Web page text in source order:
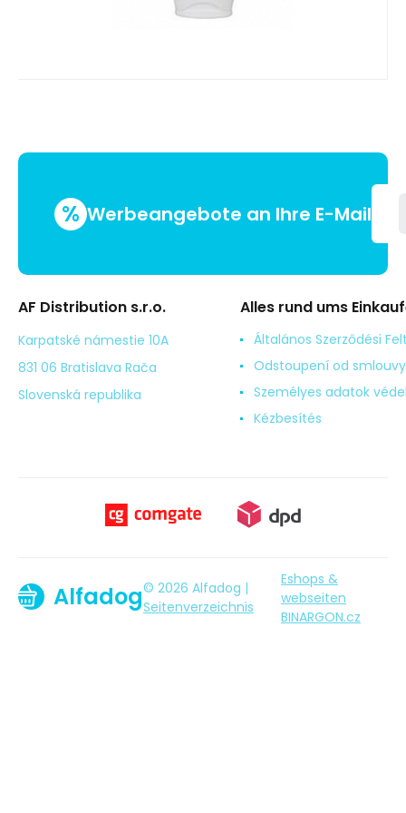
% Werbeangebote an Ihre E-Mail
AF Distribution s.r.o.
Karpatské námestie 10A
831 06 Bratislava Rača
Slovenská republika
Alles rund ums
Általános Szerződési
Odstoupení od smlouvy
Személyes adatok
Kézbesítés
Alfadog© 2026 Alfadog |
Seitenverzeichnis
Eshops &
webseiten
BINARGON.cz